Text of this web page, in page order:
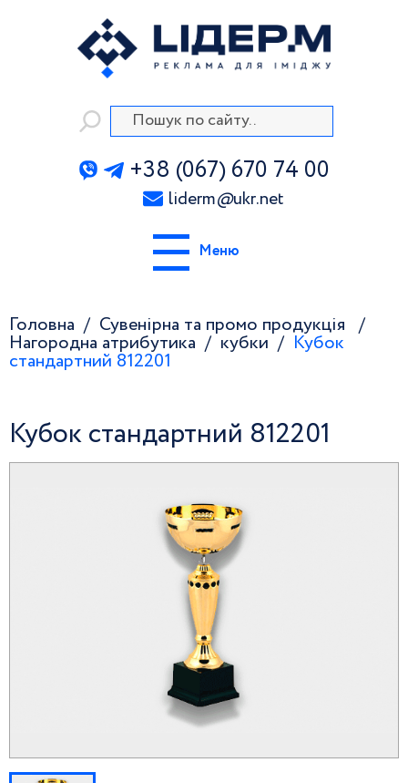
+38 (067) 670 74 00
liderm@ukr.net
Меню
Головна
Сувенірна та промо продукція
Нагородна атрибутика
кубки
Кубок
стандартний 812201
Кубок стандартний 812201